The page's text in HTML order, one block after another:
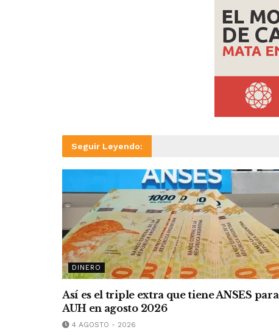
Seguir Leyendo:
DINERO
Así es el triple extra que tiene ANSES para
AUH en agosto 2026
4 AGOSTO - 2026